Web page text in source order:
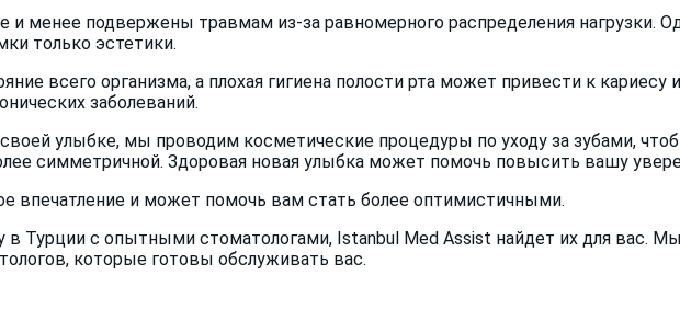
менее подвержены травмам из-за равномерного распределения нагрузки.
только эстетики.
всего организма, а плохая гигиена полости рта может привести к кариесу
заболеваний.
улыбке, мы проводим косметические процедуры по уходу за зубами,
симметричной. Здоровая новая улыбка может помочь повысить вашу
впечатление и может помочь вам стать более оптимистичными.
в Турции с опытными стоматологами, Istanbul Med Assist найдет их для вас.
которые готовы обслуживать вас.